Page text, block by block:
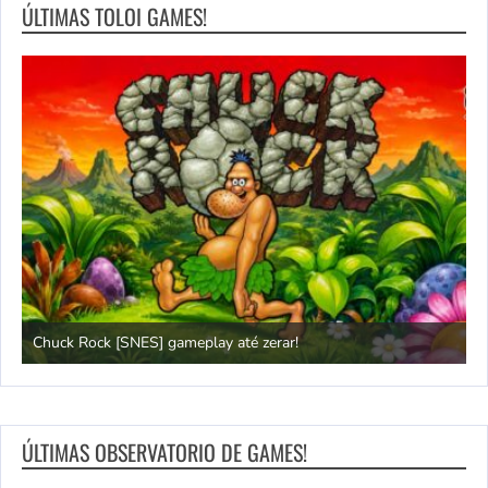
ÚLTIMAS TOLOI GAMES!
Chuck Rock [SNES] gameplay até zerar!
ÚLTIMAS OBSERVATORIO DE GAMES!